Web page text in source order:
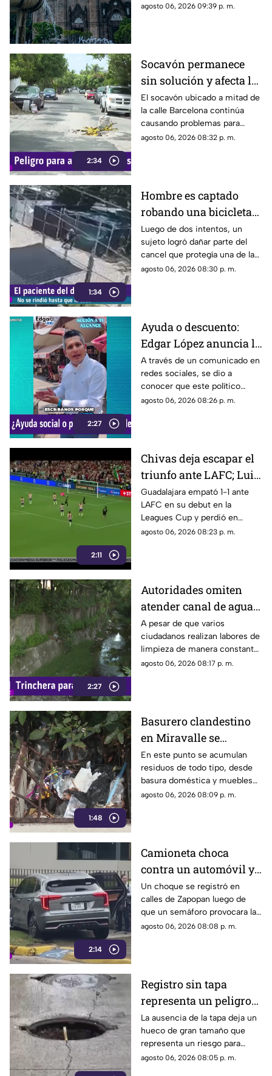
Metropolitana de Guadalajara
agosto 06, 2026 09:39 p. m.
2:34
Socavón permanece
sin solución y afecta la
circulación en calle
Barcelona
El socavón ubicado a mitad de
la calle Barcelona continúa
causando problemas para
quienes circulan por la zona,
agosto 06, 2026 08:32 p. m.
1:34
Hombre es captado
robando una bicicleta
al ingresar a cochera
ajena en calle Rancho
Rodeo
Luego de dos intentos, un
sujeto logró dañar parte del
cancel que protegía una de las
puertas de una cochera
agosto 06, 2026 08:30 p. m.
2:27
Ayuda o descuento:
Edgar López anuncia la
nueva estrategia para
ayudar algunas
familias
A través de un comunicado en
redes sociales, se dio a
conocer que este político
presuntamente busca ayudar a
agosto 06, 2026 08:26 p. m.
2:11
Chivas deja escapar el
triunfo ante LAFC; Luis
Romo es señalado por
su cobro en penales
Guadalajara empató 1-1 ante
LAFC en su debut en la
Leagues Cup y perdió en
penales; Luis Romo fue
agosto 06, 2026 08:23 p. m.
2:27
Autoridades omiten
atender canal de agua
contaminado en
Tonalá
A pesar de que varios
ciudadanos realizan labores de
limpieza de manera constante
en la zona, algunas personas
agosto 06, 2026 08:17 p. m.
1:48
Basurero clandestino
en Miravalle se
convierte en un foco de
infección por
acumulación de
residuos.
En este punto se acumulan
residuos de todo tipo, desde
basura doméstica y muebles
viejos hasta animales muertos,
condiciones insalubres del
lugar.
agosto 06, 2026 08:09 p. m.
2:14
Camioneta choca
contra un automóvil y
termina sobre la
banqueta
Un choque se registró en
calles de Zapopan luego de
que un semáforo provocara la
colisión entre dos vehículos.
agosto 06, 2026 08:08 p. m.
Registro sin tapa
representa un peligro
en avenida Miguel
López de Legaspi
La ausencia de la tapa deja un
hueco de gran tamaño que
representa un riesgo para
automovilistas, motociclistas,
agosto 06, 2026 08:05 p. m.